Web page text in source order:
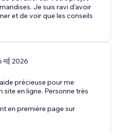
Je suis ravi d’avoir
et de voir que les conseils
मई 2026
précieuse pour me
site en ligne. Personne très
en première page sur